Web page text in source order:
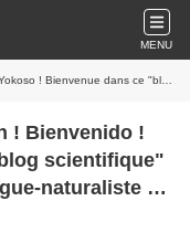
MENU
d'un insulaire biologiste-écologue-naturaliste du Pacifique
! Bienvenido !
scientifique"
naturaliste du